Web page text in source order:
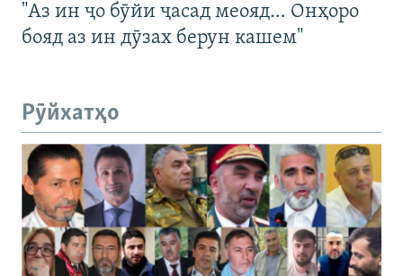
"Аз ин ҷо бӯйи ҷасад меояд… Онҳоро
бояд аз ин дӯзах берун кашем"
Рӯйхатҳо